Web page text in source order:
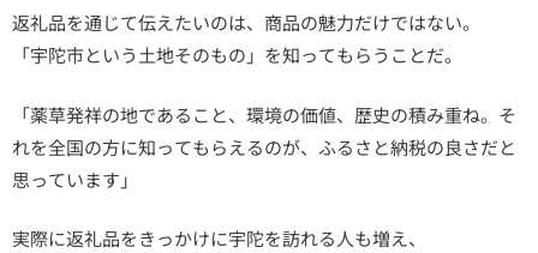
返礼品を通じて伝えたいのは、商品の魅力だけではない。
「宇陀市という土地そのもの」を知ってもらうことだ。
「薬草発祥の地であること、環境の価値、歴史の積み重ね。そ
れを全国の方に知ってもらえるのが、ふるさと納税の良さだと
思っています」
実際に返礼品をきっかけに宇陀を訪れる人も増え、